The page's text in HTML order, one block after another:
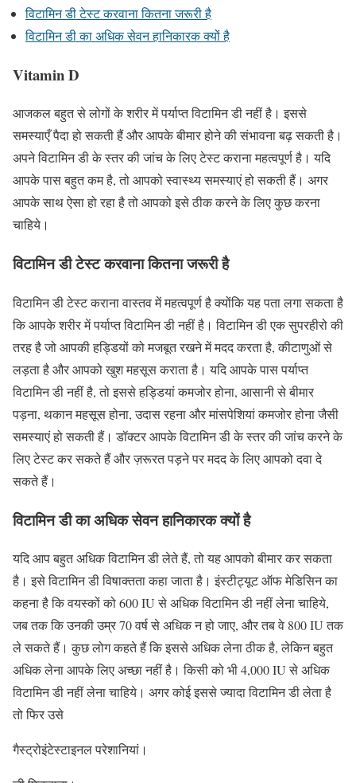
विटामिन डी टेस्ट करवाना कितना जरूरी है
विटामिन डी का अधिक सेवन हानिकारक क्यों है
Vitamin D
आजकल बहुत से लोगों के शरीर में पर्याप्त विटामिन डी नहीं है। इससे
समस्याएँ पैदा हो सकती हैं और आपके बीमार होने की संभावना बढ़ सकती है।
अपने विटामिन डी के स्तर की जांच के लिए टेस्ट कराना महत्वपूर्ण है। यदि
आपके पास बहुत कम है, तो आपको स्वास्थ्य समस्याएं हो सकती हैं। अगर
आपके साथ ऐसा हो रहा है तो आपको इसे ठीक करने के लिए कुछ करना
चाहिये।
विटामिन डी टेस्ट करवाना कितना जरूरी है
विटामिन डी टेस्ट कराना वास्तव में महत्वपूर्ण है क्योंकि यह पता लगा सकता है
कि आपके शरीर में पर्याप्त विटामिन डी नहीं है। विटामिन डी एक सुपरहीरो की
तरह है जो आपकी हड्डियों को मजबूत रखने में मदद करता है, कीटाणुओं से
लड़ता है और आपको खुश महसूस कराता है। यदि आपके पास पर्याप्त
विटामिन डी नहीं है, तो इससे हड्डियां कमजोर होना, आसानी से बीमार
पड़ना, थकान महसूस होना, उदास रहना और मांसपेशियां कमजोर होना जैसी
समस्याएं हो सकती हैं। डॉक्टर आपके विटामिन डी के स्तर की जांच करने के
लिए टेस्ट कर सकते हैं और ज़रूरत पड़ने पर मदद के लिए आपको दवा दे
सकते हैं।
विटामिन डी का अधिक सेवन हानिकारक क्यों है
यदि आप बहुत अधिक विटामिन डी लेते हैं, तो यह आपको बीमार कर सकता
है। इसे विटामिन डी विषाक्तता कहा जाता है। इंस्टीट्यूट ऑफ मेडिसिन का
कहना है कि वयस्कों को 600 IU से अधिक विटामिन डी नहीं लेना चाहिये,
जब तक कि उनकी उम्र 70 वर्ष से अधिक न हो जाए, और तब वे 800 IU तक
ले सकते हैं। कुछ लोग कहते हैं कि इससे अधिक लेना ठीक है, लेकिन बहुत
अधिक लेना आपके लिए अच्छा नहीं है। किसी को भी 4,000 IU से अधिक
विटामिन डी नहीं लेना चाहिये। अगर कोई इससे ज्यादा विटामिन डी लेता है
तो फिर उसे
गैस्ट्रोइंटेस्टाइनल परेशानियां।